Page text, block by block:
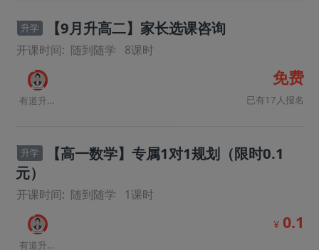
升学 【9月升高二】家长选课咨询
开课时间: 随到随学 8课时
有道升学规划师
免费
已有17人报名
升学
【高一数学】专属1对1规划（限时0.1
元）
开课时间: 随到随学 1课时
有道升学规划师
¥ 0.1